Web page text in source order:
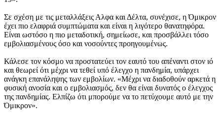
Σε σχέση με τις μεταλλάξεις Αλφα και Δέλτα, συνέχισε, η Όμικρον
έχει πιο ελαφριά συμπτώματα και είναι η λιγότερο θανατηφόρα.
Είναι ωστόσο η πιο μεταδοτική, σημείωσε, και προσβάλλει τόσο
εμβολιασμένους όσο και νοσούντες προηγουμένως.
Κάλεσε τον κόσμο να προστατεύει τον εαυτό του απέναντι στον ιό
και θεωρεί ότι μέχρι να τεθεί υπό έλεγχο η πανδημία, υπάρχει
ανάγκη επανάληψης των εμβολίων. «Μέχρι να διαδοθούν αρκετά η
φυσική ανοσία και ο εμβολιασμός, δεν θα είναι δυνατός ο έλεγχος
της πανδημίας. Ελπίζω ότι μπορούμε να το πετύχουμε αυτό με την
Όμικρον».